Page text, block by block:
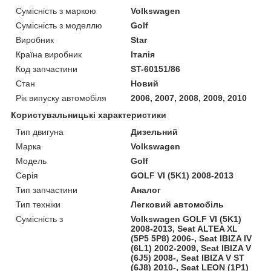
Сумісність з маркою
Volkswagen
Сумісність з моделлю
Golf
Виробник
Star
Країна виробник
Італія
Код запчастини
ST-60151/86
Стан
Новий
Рік випуску автомобіля
2006, 2007, 2008, 2009, 2010
Користувальницькі характеристики
Тип двигуна
Дизельний
Марка
Volkswagen
Модель
Golf
Серія
GOLF VI (5K1) 2008-2013
Тип запчастини
Аналог
Тип техніки
Легковий автомобіль
Сумісність з
Volkswagen GOLF VI (5K1)
2008-2013, Seat ALTEA XL
(5P5 5P8) 2006-, Seat IBIZA IV
(6L1) 2002-2009, Seat IBIZA V
(6J5) 2008-, Seat IBIZA V ST
(6J8) 2010-, Seat LEON (1P1)